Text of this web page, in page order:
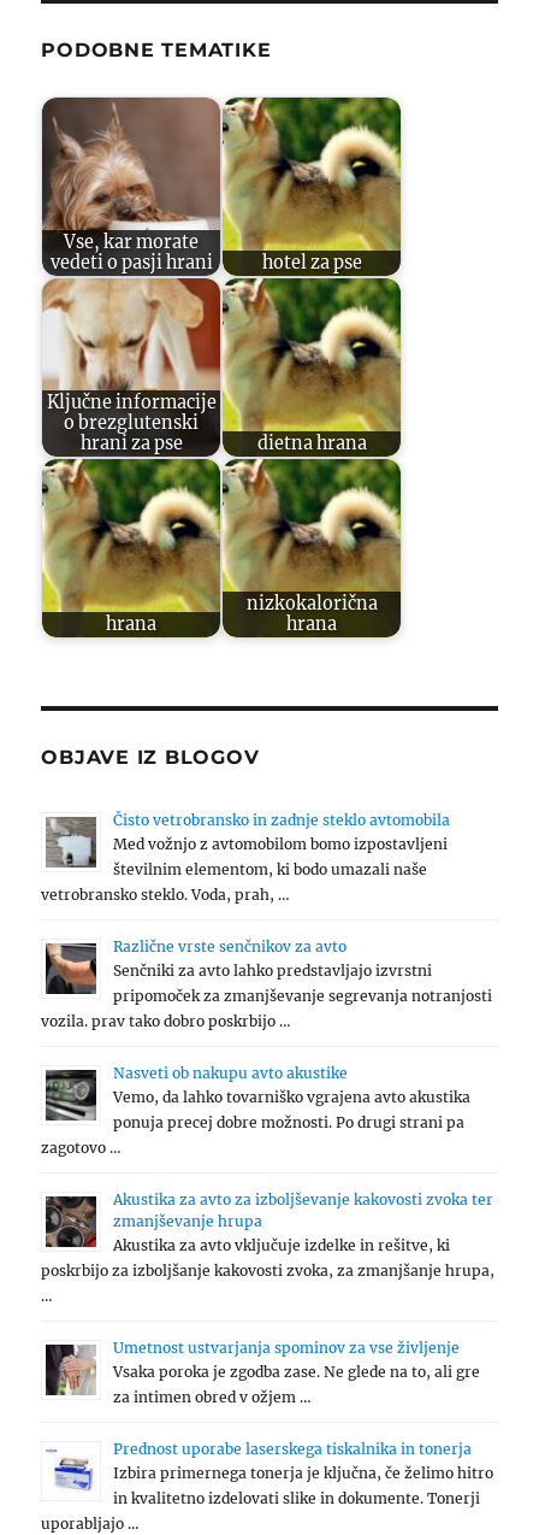
PODOBNE TEMATIKE
Vse, kar morate
vedeti o pasji hrani
hotel za pse
Ključne informacije
o brezglutenski
hrani za pse
dietna hrana
hrana
nizkokalorična
hrana
OBJAVE IZ BLOGOV
Čisto vetrobransko in zadnje steklo avtomobila
Med vožnjo z avtomobilom bomo izpostavljeni
številnim elementom, ki bodo umazali naše
vetrobransko steklo. Voda, prah, …
Različne vrste senčnikov za avto
Senčniki za avto lahko predstavljajo izvrstni
pripomoček za zmanjševanje segrevanja notranjosti
vozila. prav tako dobro poskrbijo …
Nasveti ob nakupu avto akustike
Vemo, da lahko tovarniško vgrajena avto akustika
ponuja precej dobre možnosti. Po drugi strani pa
zagotovo …
Akustika za avto za izboljševanje kakovosti zvoka ter
zmanjševanje hrupa
Akustika za avto vključuje izdelke in rešitve, ki
poskrbijo za izboljšanje kakovosti zvoka, za zmanjšanje hrupa,
…
Umetnost ustvarjanja spominov za vse življenje
Vsaka poroka je zgodba zase. Ne glede na to, ali gre
za intimen obred v ožjem …
Prednost uporabe laserskega tiskalnika in tonerja
Izbira primernega tonerja je ključna, če želimo hitro
in kvalitetno izdelovati slike in dokumente. Tonerji
uporabljajo …